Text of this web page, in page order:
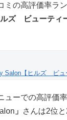
ミの高評価率ラ
ズ ビューティ
Salon【ヒルズ ビュ
ューでの高評価
」
さんは2位